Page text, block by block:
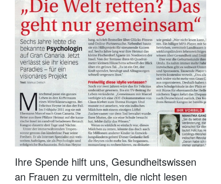
Ihre Spende hilft uns, Gesundheitswissen
an Frauen zu vermitteln, die nicht lesen